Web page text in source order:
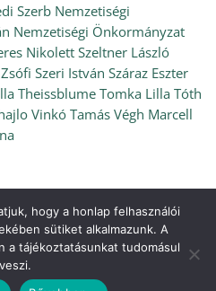
Szerb Nemzetiségi
Nemzetiségi Önkormányzat
Nikolett Szeltner László
Szeri István Száraz Eszter
Theissblume Tomka Lilla Tóth
Vinkó Tamás Végh Marcell
Szeged, 2021. szeptember
reserved.
Powered by
hogy a honlap felhasználói
sütiket alkalmazunk. A
a tájékoztatásunkat tudomásul
veszi.